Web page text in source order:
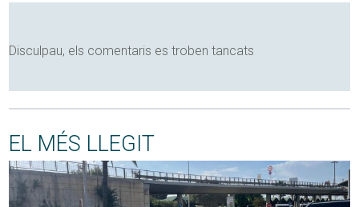
Disculpau, els comentaris es troben tancats
EL MÉS LLEGIT